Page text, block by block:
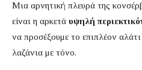
Μια αρνητική πλευρά της
είναι η αρκετά υψηλή
να προσέξουμε το επιπλέον
λαζάνια με τόνο.